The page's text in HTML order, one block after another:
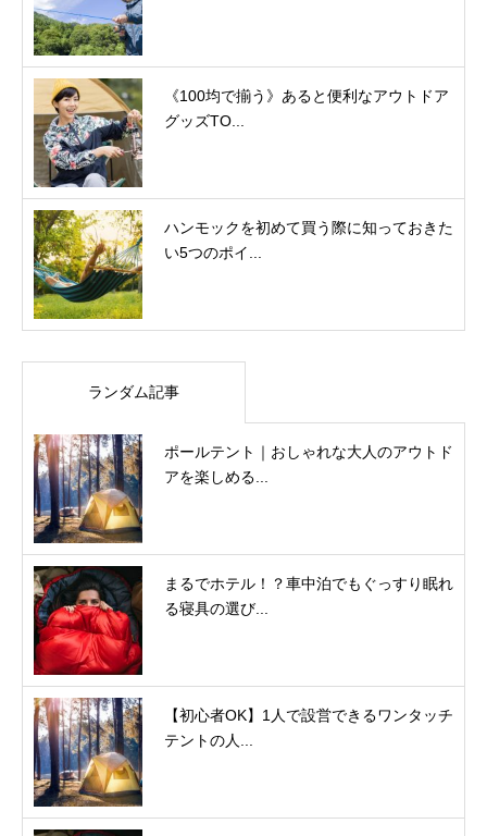
《100均で揃う》あると便利なアウトドア
グッズTO...
ハンモックを初めて買う際に知っておきた
い5つのポイ...
ランダム記事
ポールテント｜おしゃれな大人のアウトド
アを楽しめる...
まるでホテル！？車中泊でもぐっすり眠れ
る寝具の選び...
【初心者OK】1人で設営できるワンタッチ
テントの人...